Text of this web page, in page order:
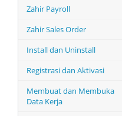
Zahir Payroll
Zahir Sales Order
Install dan Uninstall
Registrasi dan Aktivasi
Membuat dan Membuka
Data Kerja